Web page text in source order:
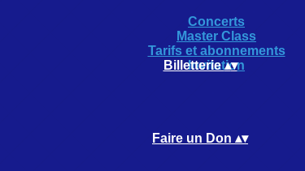
Concerts
Master Class
Tarifs et abonnements
Invitation
Billetterie▴▾
Faire un Don ▴▾